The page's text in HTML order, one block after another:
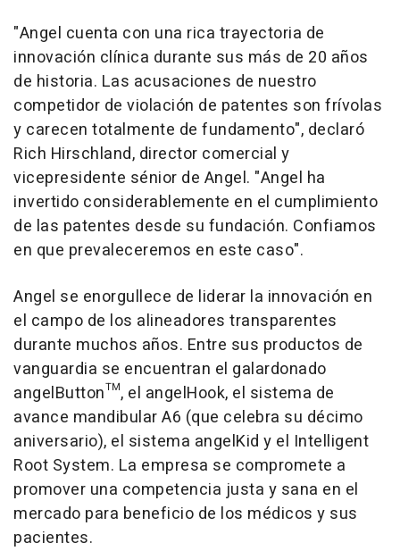
"Angel cuenta con una rica trayectoria de
innovación clínica durante sus más de 20 años
de historia. Las acusaciones de nuestro
competidor de violación de patentes son frívolas
y carecen totalmente de fundamento", declaró
Rich Hirschland, director comercial y
vicepresidente sénior de Angel. "Angel ha
invertido considerablemente en el cumplimiento
de las patentes desde su fundación. Confiamos
en que prevaleceremos en este caso".
Angel se enorgullece de liderar la innovación en
el campo de los alineadores transparentes
durante muchos años. Entre sus productos de
vanguardia se encuentran el galardonado
angelButton™, el angelHook, el sistema de
avance mandibular A6 (que celebra su décimo
aniversario), el sistema angelKid y el Intelligent
Root System. La empresa se compromete a
promover una competencia justa y sana en el
mercado para beneficio de los médicos y sus
pacientes.